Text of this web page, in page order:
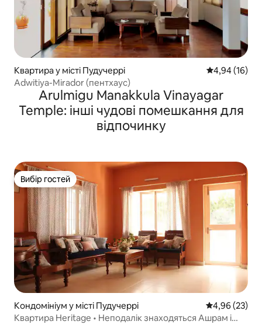
Квартира у місті Пудучеррі Середня
4,94 (16)
Adwitiya-Mirador (пентхаус)
Arulmigu Manakkula Vinayagar
Temple: інші чудові помешкання для
відпочинку
Вибір гостей
Вибір гостей
Кондомініум у місті Пудучеррі Середня
4,96 (23)
Квартира Heritage • Неподалік знаходяться Ашрам і